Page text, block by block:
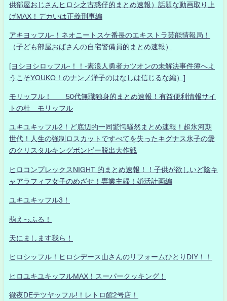
供部屋おじさんヒロシ之古惑仔的まとめ速報）話題な動画取り上
げMAX！デカいは正義刑事編
アキヨッフル-！ネオニートスケ番長のエキストラ芸能情報局！
（子ども部屋おばさんの自宅警備員的まとめ速報）
[ヨシヨシロッフル-！！-素浪人勇者カツオンの未解決事件簿へよ
うこそYOUKO！のナンノ洋子のはなしは信じるな編）]
モリッフル！ 50代無職独身的まとめ速報！有益便利情報サイ
トの杜 モリッフル
ユキユキッフル2！ど底辺的一同驚愕騒然まとめ速報！超氷河期
世代！人生の強制ロスカットですべてを失ったキグナス氷子の愛
のクリスタルキングボンビー脱出大作戦
ヒロコンプレックスNIGHT 的まとめ速報！！子供が欲しいど陰キ
ャアラフィフ女子のめざせ！専業主婦！婚活計画編
ユキユキッフル3！
萌えっふる！
天にまします我ら！
ヒロシッフル！ヒロシデース山さんのリフォームひとりDIY！！
ヒロユキユキッフルMAX！スーパークッキング！
徹夜DEテツヤッフル!！レトロ館2号店！